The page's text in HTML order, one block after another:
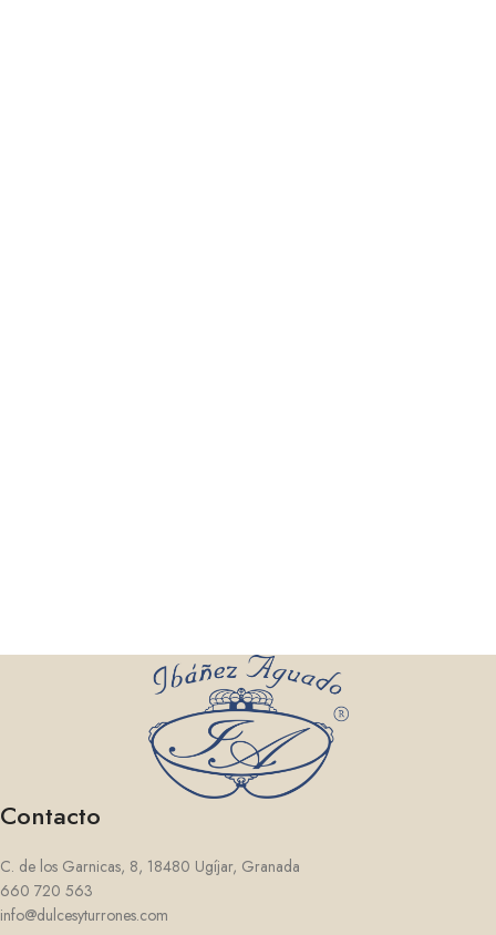
Contacto
C. de los Garnicas, 8, 18480 Ugíjar, Granada
660 720 563
info@dulcesyturrones.com